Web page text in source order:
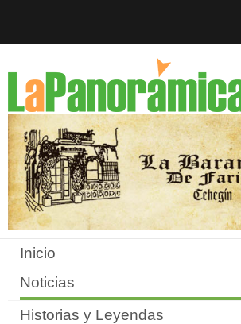
Inicio
Noticias
Historias y Leyendas